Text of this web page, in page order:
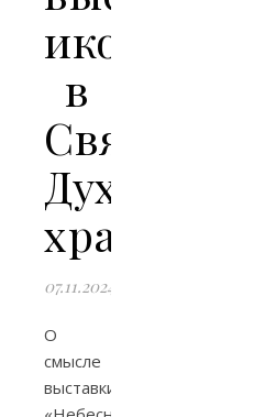
икон
в
Свято-
Духовском
храме
07.11.2024
О
смысле
выставки